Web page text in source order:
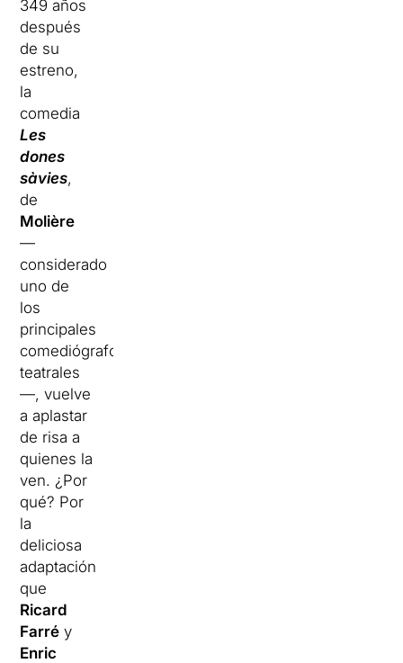
349 años
después
de su
estreno,
la
comedia
Les
dones
sàvies,
de
Molière
—
considerado
uno de
los
principales
comediógrafos
teatrales
—, vuelve
a aplastar
de risa a
quienes la
ven. ¿Por
qué? Por
la
deliciosa
adaptación
que
Ricard
Farré y
Enric